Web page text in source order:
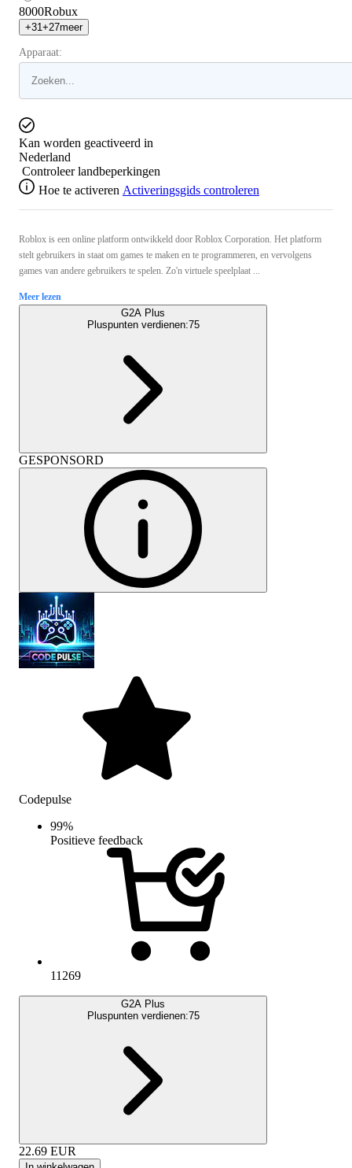
8000Robux
+31 +27meer
Apparaat:
Kan worden geactiveerd in
Nederland
Controleer landbeperkingen
Hoe te activeren Activeringsgids controleren
Roblox is een online platform ontwikkeld door Roblox Corporation. Het platform
stelt gebruikers in staat om games te maken en te programmeren, en vervolgens
games van andere gebruikers te spelen. Zo'n virtuele speelplaat ...
Meer lezen
G2A Plus
Pluspunten verdienen:75
GESPONSORD
Codepulse
99%
Positieve feedback
11269
G2A Plus
Pluspunten verdienen:75
22.69 EUR